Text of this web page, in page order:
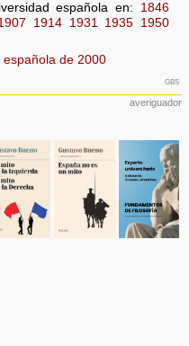
española en: 1846
1914 1931 1935 1950
de 2000
gbs
averiguador